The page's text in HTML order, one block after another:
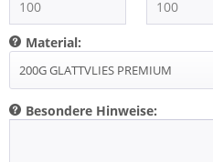
Material:
Besondere Hinweise: